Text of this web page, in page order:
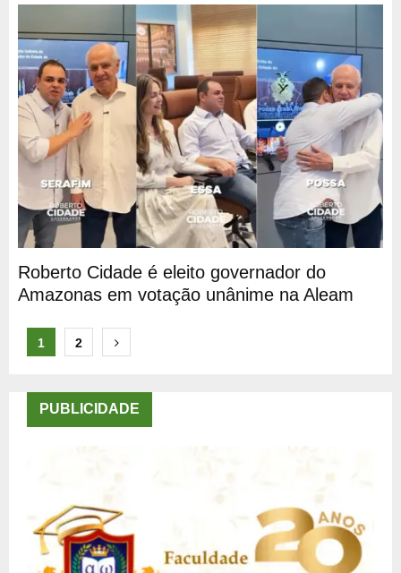
Roberto Cidade é eleito governador do
Amazonas em votação unânime na Aleam
Paginação
posts
1 2
PUBLICIDADE